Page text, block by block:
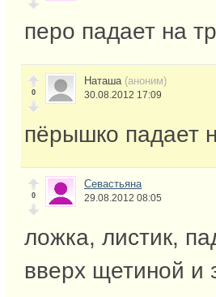
перо падает на
0
Наташа (аноним)
30.08.2012 17:09
пёрышко падает
0
Севастьяна
29.08.2012 08:05
ложка, листик,
вверх щетиной и